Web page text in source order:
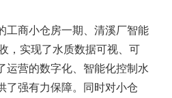
工商小仓房一期、清溪厂智能
，实现了水质数据可视、可
运营的数字化、智能化控制水
了强有力保障。同时对小仓